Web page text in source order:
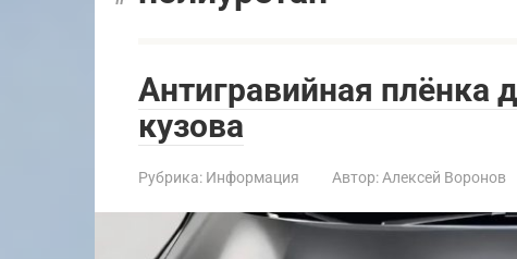
Антигравийная плёнка
кузова
Рубрика: Информация Автор: Алексей Воронов